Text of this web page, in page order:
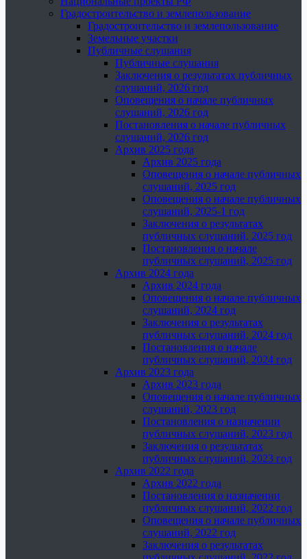
Градостроительство и землепользование
Градостроительство и землепользование
Земельные участки
Публичные слушания
Публичные слушания
Заключения о результатах публичных
слушаний, 2026 год
Оповещения о начале публичных
слушаний, 2026 год
Постановления о начале публичных
слушаний, 2026 год
Архив 2025 года
Архив 2025 года
Оповещения о начале публичных
слушаний, 2025 год
Оповещения о начале публичных
слушаний, 2025-1 год
Заключения о результатах
публичных слушаний, 2025 год
Постановления о начале
публичных слушаний, 2025 год
Архив 2024 года
Архив 2024 года
Оповещения о начале публичных
слушаний, 2024 год
Заключения о результатах
публичных слушаний, 2024 год
Постановления о начале
публичных слушаний, 2024 год
Архив 2023 года
Архив 2023 года
Оповещения о начале публичных
слушаний, 2023 год
Постановления о назначении
публичных слушаний, 2023 год
Заключения о результатах
публичных слушаний, 2023 год
Архив 2022 года
Архив 2022 года
Постановления о назначении
публичных слушаний, 2022 год
Оповещения о начале публичных
слушаний, 2022 год
Заключения о результатах